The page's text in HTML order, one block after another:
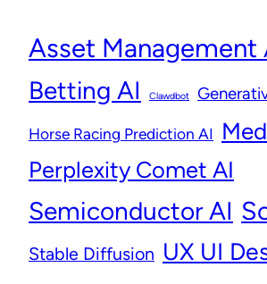
Asset Management
Betting AI Clawdbot
Horse Racing Prediction AI
Perplexity Comet AI
Semiconductor AI
Stable Diffusion UX UI